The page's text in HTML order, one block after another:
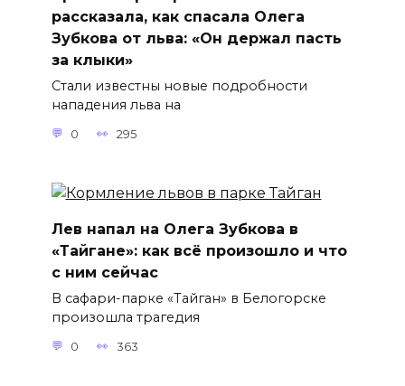
рассказала, как спасала Олега
Зубкова от льва: «Он держал пасть
за клыки»
Стали известны новые подробности
нападения льва на
0 295
Лев напал на Олега Зубкова в
«Тайгане»: как всё произошло и что
с ним сейчас
В сафари-парке «Тайган» в Белогорске
произошла трагедия
0 363